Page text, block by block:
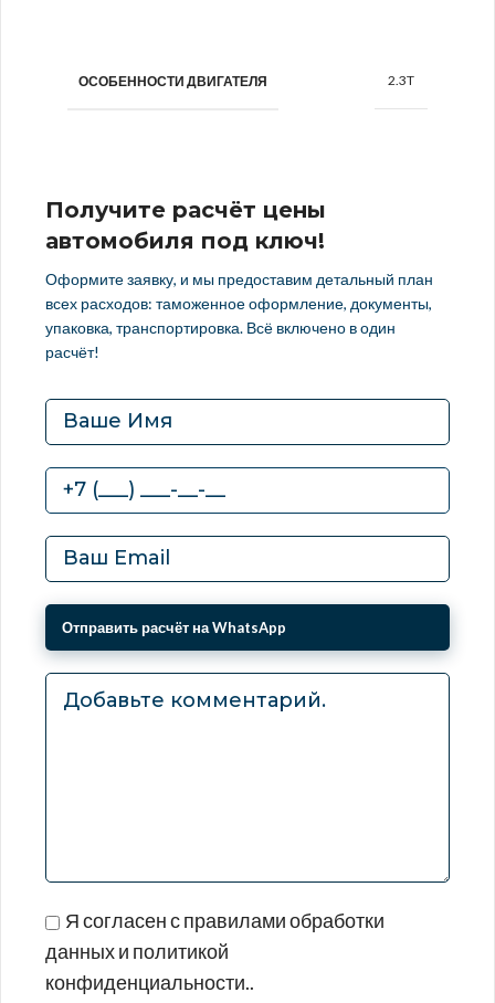
ОСОБЕННОСТИ ДВИГАТЕЛЯ 2.3T
Получите расчёт цены
автомобиля под ключ!
Оформите заявку, и мы предоставим детальный план
всех расходов: таможенное оформление, документы,
упаковка, транспортировка. Всё включено в один
расчёт!
Я согласен с правилами обработки
данных и политикой
конфиденциальности..